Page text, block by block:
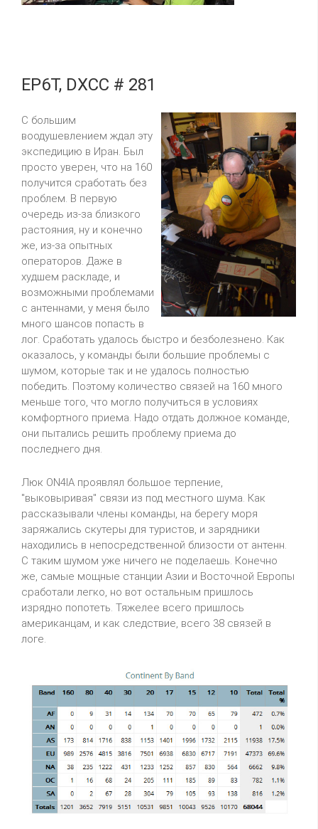
EP6T, DXCC # 281
С большим
воодушевлением ждал эту
экспедицию в Иран. Был
просто уверен, что на 160
получится сработать без
проблем. В первую
очередь из-за близкого
растояния, ну и конечно
же, из-за опытных
операторов. Даже в
худшем раскладе, и
возможными проблемами
с антеннами, у меня было
много шансов попасть в
лог. Сработать удалось быстро и безболезнено. Как
оказалось, у команды были большие проблемы с
шумом, которые так и не удалось полностью
победить. Поэтому количество связей на 160 много
меньше того, что могло получиться в условиях
комфортного приема. Надо отдать должное команде,
они пытались решить проблему приема до
последнего дня.
Люк ON4IA проявлял большое терпение,
"выковыривая" связи из под местного шума. Как
рассказывали члены команды, на берегу моря
заряжались скутеры для туристов, и зарядники
находились в непосредственной близости от антенн.
С таким шумом уже ничего не поделаешь. Конечно
же, самые мощные станции Азии и Восточной Европы
сработали легко, но вот остальным пришлось
изрядно попотеть. Тяжелее всего пришлось
американцам, и как следствие, всего 38 связей в
логе.